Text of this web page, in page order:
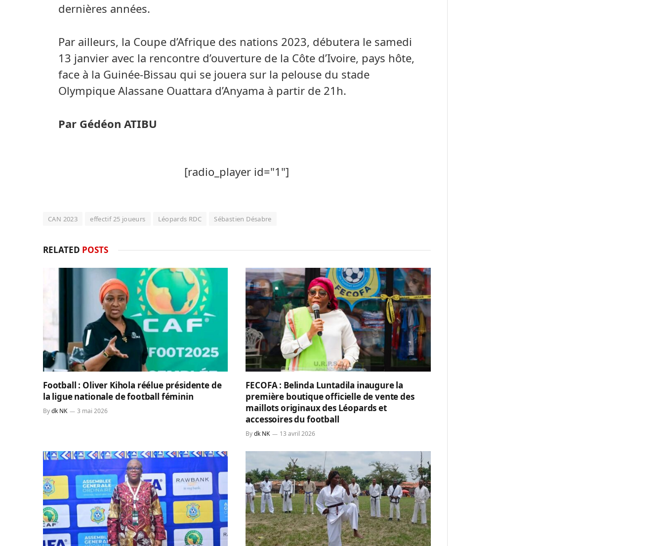
dernières années.
Par ailleurs, la Coupe d’Afrique des nations 2023, débutera le samedi
13 janvier avec la rencontre d’ouverture de la Côte d’Ivoire, pays hôte,
face à la Guinée-Bissau qui se jouera sur la pelouse du stade
Olympique Alassane Ouattara d’Anyama à partir de 21h.
Par Gédéon ATIBU
[radio_player id="1"]
CAN 2023 effectif 25 joueurs Léopards RDC Sébastien Désabre
RELATED POSTS
Football : Oliver Kihola réélue présidente de
la ligue nationale de football féminin
Bydk NK 3 mai 2026
FECOFA : Belinda Luntadila inaugure la
première boutique officielle de vente des
maillots originaux des Léopards et
accessoires du football
By dk NK 13 avril 2026